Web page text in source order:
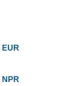
EUR
NPR